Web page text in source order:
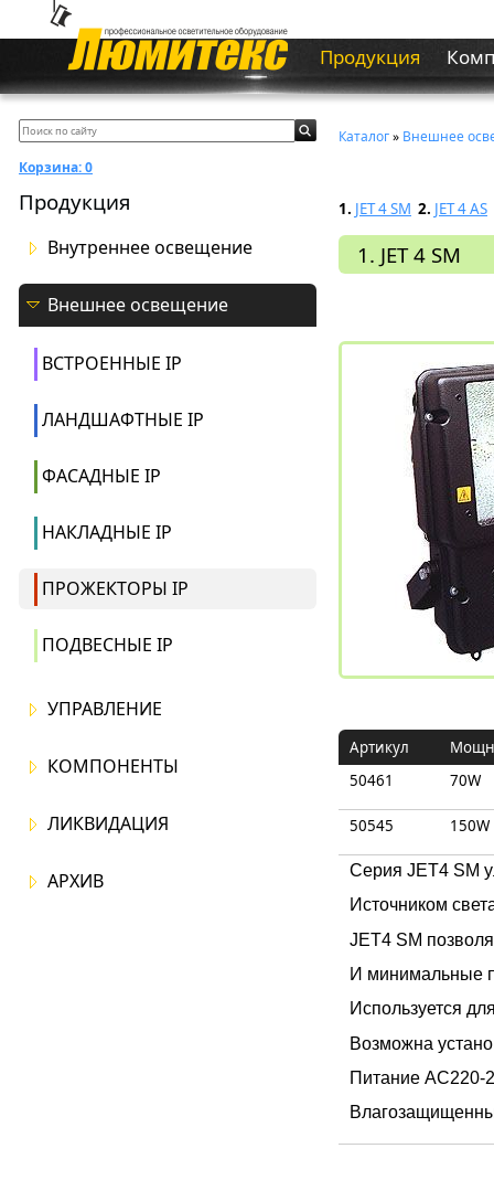
Продукция
Корзина:0
Продукция
Внутреннее освещение
Внешнее освещение
ВСТРОЕННЫЕ IP
ЛАНДШАФТНЫЕ IP
ФАСАДНЫЕ IP
НАКЛАДНЫЕ IP
ПРОЖЕКТОРЫ IP
ПОДВЕСНЫЕ IP
УПРАВЛЕНИЕ
КОМПОНЕНТЫ
ЛИКВИДАЦИЯ
АРХИВ
Каталог» Внешнее
1. JET 4 SM 2. JET 4 AS
1. JET 4 SM
Артикул
50461
70W
50545 150W
Серия JET4 SM
Источником
JET4 SM
И минимальные
Используется
Возможна
Питание AC220-